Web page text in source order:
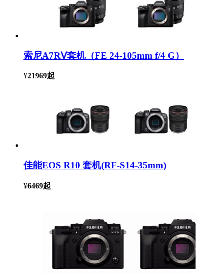
索尼A7RⅤ套机（FE 24-105mm f/4 G）
¥21969起
佳能EOS R10 套机(RF-S14-35mm)
¥6469起